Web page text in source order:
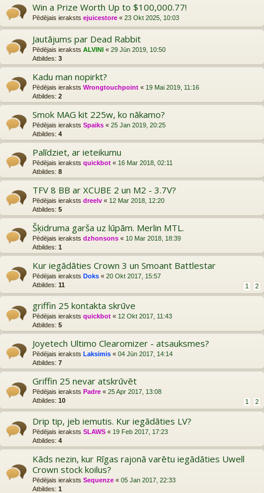
Win a Prize Worth Up to $100,000.77!
Pēdējais ieraksts ejuicestore « 23 Okt 2025, 10:03
Jautājums par Dead Rabbit
Pēdējais ieraksts ALVINI « 29 Jūn 2019, 10:50
Atbildes: 3
Kadu man nopirkt?
Pēdējais ieraksts Wrongtouchpoint « 19 Mai 2019, 11:16
Atbildes: 2
Smok MAG kit 225w, ko nākamo?
Pēdējais ieraksts Spaiks « 25 Jan 2019, 20:25
Atbildes: 4
Palīdziet, ar ieteikumu
Pēdējais ieraksts quickbot « 16 Mar 2018, 02:11
Atbildes: 8
TFV 8 BB ar XCUBE 2 un M2 - 3.7V?
Pēdējais ieraksts dreelv « 12 Mar 2018, 12:20
Atbildes: 5
Šķidruma garša uz lūpām. Merlin MTL.
Pēdējais ieraksts dzhonsons « 10 Mar 2018, 18:39
Atbildes: 1
Kur iegādāties Crown 3 un Smoant Battlestar
Pēdējais ieraksts Doks « 20 Okt 2017, 15:57
Atbildes: 11 1 2
griffin 25 kontakta skrūve
Pēdējais ieraksts quickbot « 12 Okt 2017, 11:43
Atbildes: 5
Joyetech Ultimo Clearomizer - atsauksmes?
Pēdējais ieraksts Laksimis « 04 Jūn 2017, 14:14
Atbildes: 7
Griffin 25 nevar atskrūvēt
Pēdējais ieraksts Padre « 25 Apr 2017, 13:08
Atbildes: 10 1 2
Drip tip, jeb iemutis. Kur iegādāties LV?
Pēdējais ieraksts SLAWS « 19 Feb 2017, 17:23
Atbildes: 4
Kāds nezin, kur Rīgas rajonā varētu iegādāties Uwell
Crown stock koilus?
Pēdējais ieraksts Sequenze « 05 Jan 2017, 22:33
Atbildes: 1